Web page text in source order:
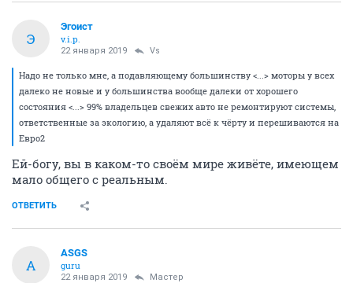
Э
Эгоист
v.i.p.
22 января 2019 Vs
Надо не только мне, а подавляющему большинству <...> моторы у всех
далеко не новые и у большинства вообще далеки от хорошего
состояния <...> 99% владельцев свежих авто не ремонтируют системы,
ответственные за экологию, а удаляют всё к чёрту и перешиваются на
Евро2
Ей-богу, вы в каком-то своём мире живёте, имеющем
мало общего с реальным.
ОТВЕТИТЬ
A
ASGS
guru
22 января 2019 Мастер